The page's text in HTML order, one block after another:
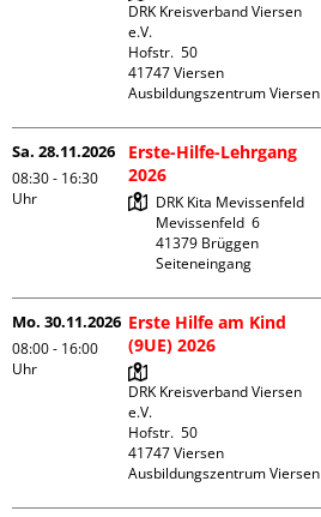
DRK Kreisverband Viersen
e.V.
Hofstr.  50
41747 Viersen
Ausbildungszentrum Viersen
Sa. 28.11.2026
08:30 - 16:30
Uhr
Erste-Hilfe-Lehrgang
2026
DRK Kita Mevissenfeld
Mevissenfeld  6
41379 Brüggen
Seiteneingang
Mo. 30.11.2026
08:00 - 16:00
Uhr
Erste Hilfe am Kind
(9UE) 2026
DRK Kreisverband Viersen
e.V.
Hofstr.  50
41747 Viersen
Ausbildungszentrum Viersen